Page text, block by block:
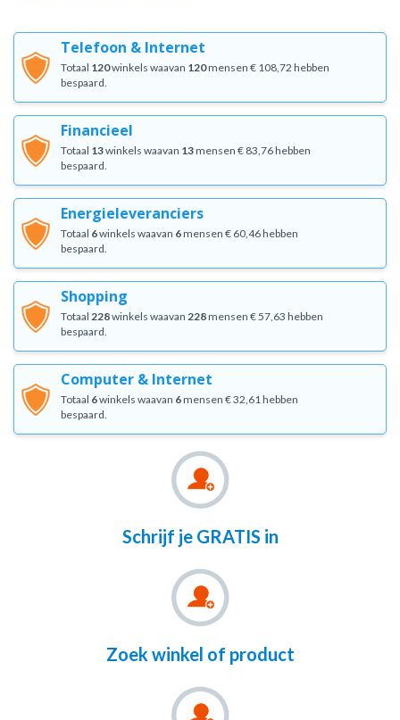
Telefoon & Internet
Totaal 120winkels waavan 120mensen € 108,72 hebben
bespaard.
Financieel
Totaal 13winkels waavan 13mensen € 83,76 hebben
bespaard.
Energieleveranciers
Totaal 6winkels waavan 6mensen € 60,46 hebben
bespaard.
Shopping
Totaal 228winkels waavan 228mensen € 57,63 hebben
bespaard.
Computer & Internet
Totaal 6winkels waavan 6mensen € 32,61 hebben
bespaard.
Schrijf je GRATIS in
Zoek winkel of product